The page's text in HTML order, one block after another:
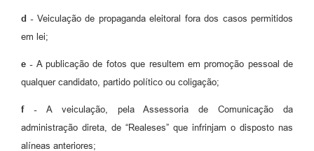
d - Veiculação de propaganda eleitoral fora dos casos permitidos
em lei;
e - A publicação de fotos que resultem em promoção pessoal de
qualquer candidato, partido político ou coligação;
f - A veiculação, pela Assessoria de Comunicação da
administração direta, de “Realeses” que infrinjam o disposto nas
alíneas anteriores;